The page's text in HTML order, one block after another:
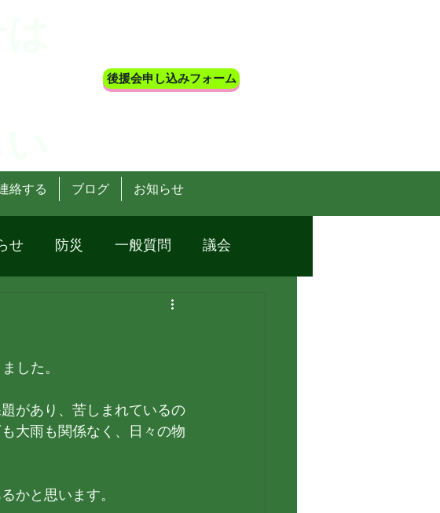
後援会申し込みフォーム
絡する ブログ お知らせ
せ 防災 一般質問 議会
した。
があり、苦しまれているの
大雨も関係なく、日々の物
かと思います。